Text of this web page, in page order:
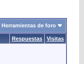
Herramientas de foro
Respuestas Visitas